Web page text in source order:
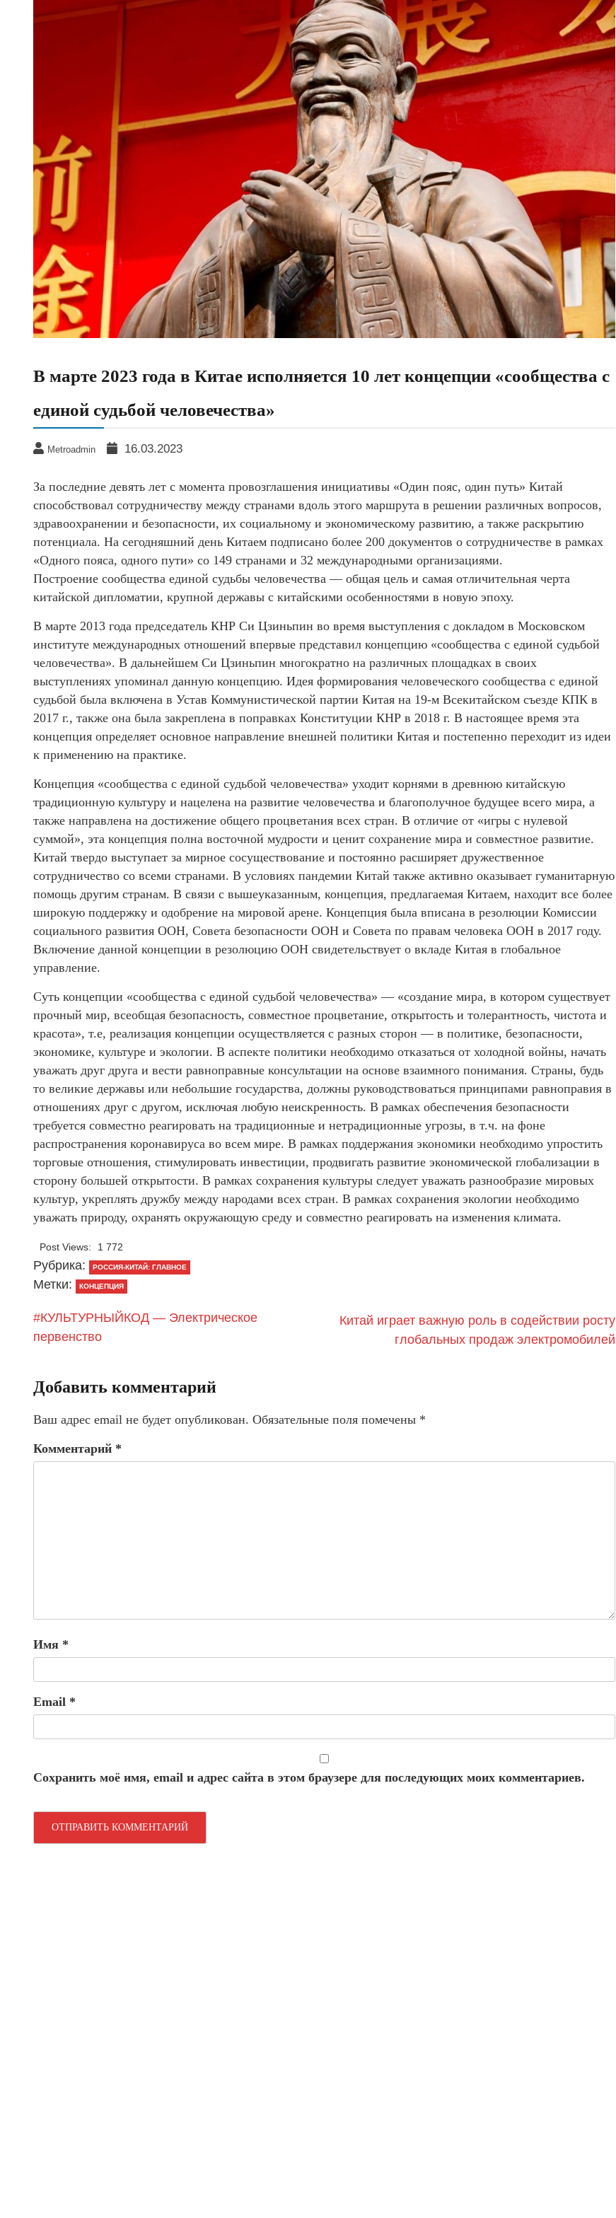
В марте 2023 года в Китае исполняется 10 лет концепции «сообщества с
единой судьбой человечества»
Metroadmin 16.03.2023
За последние девять лет с момента провозглашения инициативы «Один пояс, один путь» Китай
способствовал сотрудничеству между странами вдоль этого маршрута в решении различных вопросов,
здравоохранении и безопасности, их социальному и экономическому развитию, а также раскрытию
потенциала. На сегодняшний день Китаем подписано более 200 документов о сотрудничестве в рамках
«Одного пояса, одного пути» со 149 странами и 32 международными организациями.
Построение сообщества единой судьбы человечества — общая цель и самая отличительная черта
китайской дипломатии, крупной державы с китайскими особенностями в новую эпоху.
В марте 2013 года председатель КНР Си Цзиньпин во время выступления с докладом в Московском
институте международных отношений впервые представил концепцию «сообщества с единой судьбой
человечества». В дальнейшем Си Цзиньпин многократно на различных площадках в своих
выступлениях упоминал данную концепцию. Идея формирования человеческого сообщества с единой
судьбой была включена в Устав Коммунистической партии Китая на 19-м Всекитайском съезде КПК в
2017 г., также она была закреплена в поправках Конституции КНР в 2018 г. В настоящее время эта
концепция определяет основное направление внешней политики Китая и постепенно переходит из идеи
к применению на практике.
Концепция «сообщества с единой судьбой человечества» уходит корнями в древнюю китайскую
традиционную культуру и нацелена на развитие человечества и благополучное будущее всего мира, а
также направлена ​​на достижение общего процветания всех стран. В отличие от «игры с нулевой
суммой», эта концепция полна восточной мудрости и ценит сохранение мира и совместное развитие.
Китай твердо выступает за мирное сосуществование и постоянно расширяет дружественное
сотрудничество со всеми странами. В условиях пандемии Китай также активно оказывает гуманитарную
помощь другим странам. В связи с вышеуказанным, концепция, предлагаемая Китаем, находит все более
широкую поддержку и одобрение на мировой арене. Концепция была вписана в резолюции Комиссии
социального развития ООН, Совета безопасности ООН и Совета по правам человека ООН в 2017 году.
Включение данной концепции в резолюцию ООН свидетельствует о вкладе Китая в глобальное
управление.
Суть концепции «сообщества с единой судьбой человечества» — «создание мира, в котором существует
прочный мир, всеобщая безопасность, совместное процветание, открытость и толерантность, чистота и
красота», т.е, реализация концепции осуществляется с разных сторон — в политике, безопасности,
экономике, культуре и экологии. В аспекте политики необходимо отказаться от холодной войны, начать
уважать друг друга и вести равноправные консультации на основе взаимного понимания. Страны, будь
то великие державы или небольшие государства, должны руководствоваться принципами равноправия в
отношениях друг с другом, исключая любую неискренность. В рамках обеспечения безопасности
требуется совместно реагировать на традиционные и нетрадиционные угрозы, в т.ч. на фоне
распространения коронавируса во всем мире. В рамках поддержания экономики необходимо упростить
торговые отношения, стимулировать инвестиции, продвигать развитие экономической глобализации в
сторону большей открытости. В рамках сохранения культуры следует уважать разнообразие мировых
культур, укреплять дружбу между народами всех стран. В рамках сохранения экологии необходимо
уважать природу, охранять окружающую среду и совместно реагировать на изменения климата.
Post Views: 1 772
Рубрика: РОССИЯ-КИТАЙ: ГЛАВНОЕ
Метки: КОНЦЕПЦИЯ
#КУЛЬТУРНЫЙКОД — Электрическое
первенство
Китай играет важную роль в содействии росту
глобальных продаж электромобилей
Добавить комментарий
Ваш адрес email не будет опубликован. Обязательные поля помечены *
Комментарий *
Имя *
Email *
Сохранить моё имя, email и адрес сайта в этом браузере для последующих моих комментариев.